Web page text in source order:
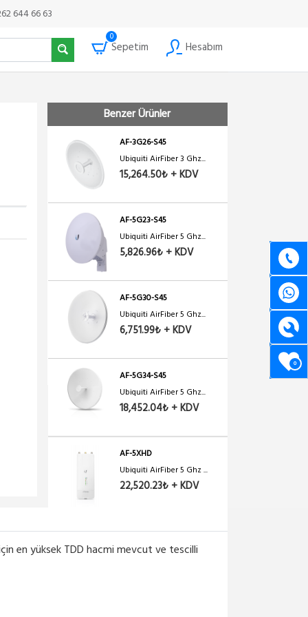
644 66 63
0
Sepetim Hesabım
0
Benzer Ürünler
AF-3G26-S45
Ubiquiti AirFiber 3 Ghz...
15,264.50₺ + KDV
AF-5G23-S45
Ubiquiti AirFiber 5 Ghz...
5,826.96₺ + KDV
AF-5G30-S45
Ubiquiti AirFiber 5 Ghz...
6,751.99₺ + KDV
AF-5G34-S45
Ubiquiti AirFiber 5 Ghz...
18,452.04₺ + KDV
AF-5XHD
Ubiquiti AirFiber 5 Ghz ...
22,520.23₺ + KDV
AF-5
Ubiquiti AirFiber AF-5 ...
en yüksek TDD hacmi mevcut ve tescilli